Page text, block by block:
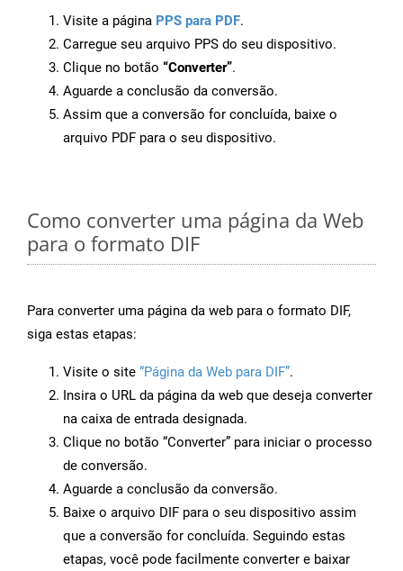
Visite a página PPS para PDF.
Carregue seu arquivo PPS do seu dispositivo.
Clique no botão “Converter”.
Aguarde a conclusão da conversão.
Assim que a conversão for concluída, baixe o
arquivo PDF para o seu dispositivo.
Como converter uma página da Web
para o formato DIF
Para converter uma página da web para o formato DIF,
siga estas etapas:
Visite o site “Página da Web para DIF”.
Insira o URL da página da web que deseja converter
na caixa de entrada designada.
Clique no botão “Converter” para iniciar o processo
de conversão.
Aguarde a conclusão da conversão.
Baixe o arquivo DIF para o seu dispositivo assim
que a conversão for concluída. Seguindo estas
etapas, você pode facilmente converter e baixar